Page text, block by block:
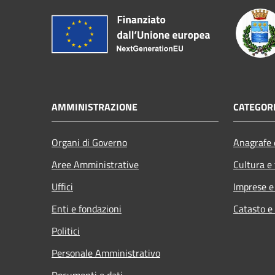
AMMINISTRAZIONE
Organi di Governo
Aree Amministrative
Uffici
Enti e fondazioni
Politici
Personale Amministrativo
Cultura
Imprese
Catasto